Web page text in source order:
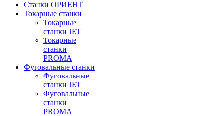
Станки ОРИЕНТ
Токарные станки
Toкарные
станки JET
Токарные
станки
PROMA
Фуговальные станки
Фуговальные
станки JET
Фуговальные
станки
PROMA